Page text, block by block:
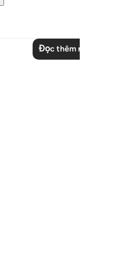
Đọc thêm những